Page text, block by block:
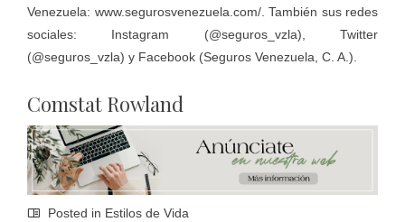
Venezuela: www.segurosvenezuela.com/. También sus redes
sociales: Instagram (@seguros_vzla), Twitter
(@seguros_vzla) y Facebook (Seguros Venezuela, C. A. ).
Comstat Rowland
Posted in Estilos de Vida